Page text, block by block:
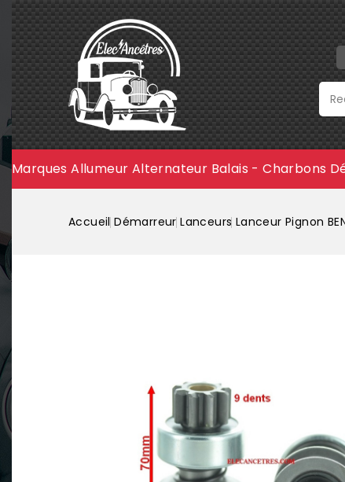
Marques Allumeur Alternateur Balais - Charbons
Accueil Démarreur Lanceurs Lanceur Pignon